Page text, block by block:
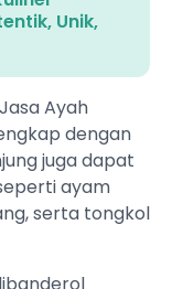
Unik,
Ayah
dengan
juga dapat
ayam
serta tongkol